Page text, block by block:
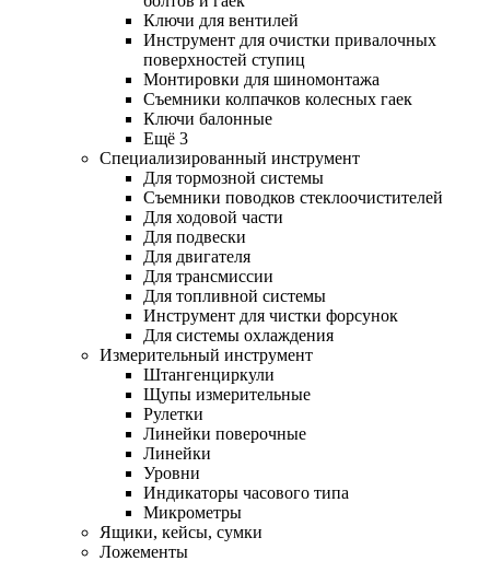
Ключи для вентилей
Инструмент для очистки привалочных
поверхностей ступиц
Монтировки для шиномонтажа
Съемники колпачков колесных гаек
Ключи балонные
Ещё 3
Специализированный инструмент
Для тормозной системы
Съемники поводков стеклоочистителей
Для ходовой части
Для подвески
Для двигателя
Для трансмиссии
Для топливной системы
Инструмент для чистки форсунок
Для системы охлаждения
Измерительный инструмент
Штангенциркули
Щупы измерительные
Рулетки
Линейки поверочные
Линейки
Уровни
Индикаторы часового типа
Микрометры
Ящики, кейсы, сумки
Ложементы